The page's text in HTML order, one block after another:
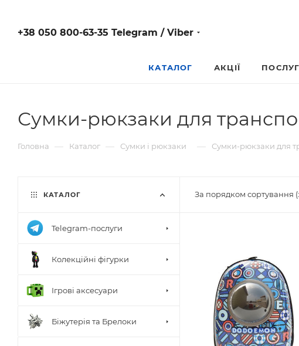
+38 050 800-63-35 Telegram / Viber
КАТАЛОГ АКЦІЇ
Сумки-рюкзаки для
Головна — Каталог — Сумки і рюкзаки — Сумки-рюкзаки для
За порядком сортування
КАТАЛОГ
Telegram-послуги
Колекційні фігурки
Ігрові аксесуари
Біжутерія та Брелоки